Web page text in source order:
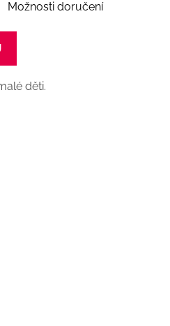
Možnosti doručení
děti.